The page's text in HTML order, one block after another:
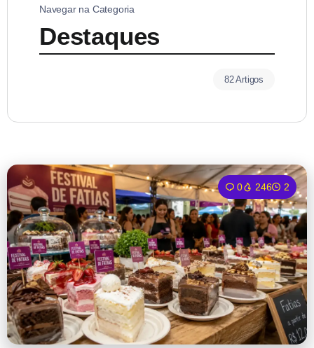
Navegar na Categoria
Destaques
82 Artigos
0 246 2